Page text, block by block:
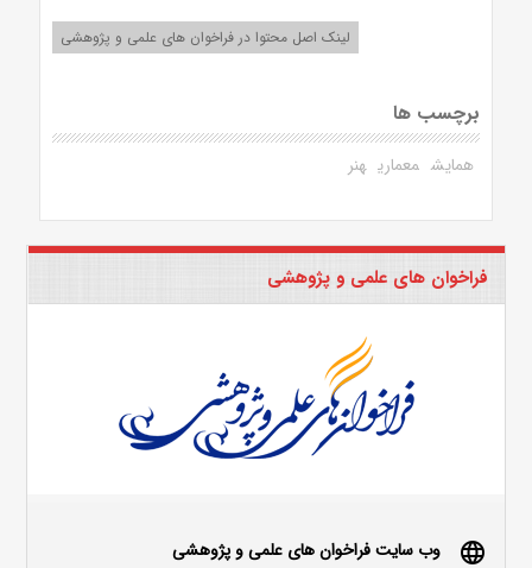
لینک اصل محتوا در فراخوان های علمی و پژوهشی
برچسب ها
همایش معماری هنر
فراخوان های علمی و پژوهشی
language وب سایت فراخوان های علمی و پژوهشی